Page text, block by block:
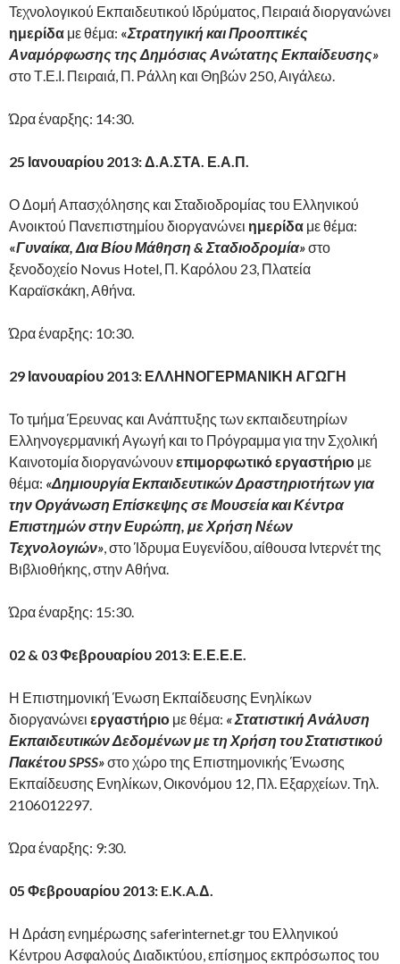
Τεχνολογικού Εκπαιδευτικού Ιδρύματος, Πειραιά διοργανώνει
ημερίδα με θέμα: «Στρατηγική και Προοπτικές
Αναμόρφωσης της Δημόσιας Ανώτατης Εκπαίδευσης»
στο Τ.Ε.Ι. Πειραιά, Π. Ράλλη και Θηβών 250, Αιγάλεω.
Ώρα έναρξης: 14:30.
25 Ιανουαρίου 2013: Δ.Α.ΣΤΑ. Ε.Α.Π.
Ο Δομή Απασχόλησης και Σταδιοδρομίας του Ελληνικού
Ανοικτού Πανεπιστημίου διοργανώνει ημερίδα με θέμα:
«Γυναίκα, Δια Βίου Μάθηση & Σταδιοδρομία»στο
ξενοδοχείο Novus Hotel, Π. Καρόλου 23, Πλατεία
Καραϊσκάκη, Αθήνα.
Ώρα έναρξης: 10:30.
29 Ιανουαρίου 2013: ΕΛΛΗΝΟΓΕΡΜΑΝΙΚΗ ΑΓΩΓΗ
Το τμήμα Έρευνας και Ανάπτυξης των εκπαιδευτηρίων
Ελληνογερμανική Αγωγή και το Πρόγραμμα για την Σχολική
Καινοτομία διοργανώνουνεπιμορφωτικό εργαστήριο με
θέμα: «Δημιουργία Εκπαιδευτικών Δραστηριοτήτων για
την Οργάνωση Επίσκεψης σε Μουσεία και Κέντρα
Επιστημών στην Ευρώπη, με Χρήση Νέων
Τεχνολογιών»,στο Ίδρυμα Ευγενίδου, αίθουσα Ιντερνέτ της
Βιβλιοθήκης, στην Αθήνα.
Ώρα έναρξης: 15:30.
02 & 03 Φεβρουαρίου 2013: Ε.Ε.Ε.Ε.
Η Επιστημονική Ένωση Εκπαίδευσης Ενηλίκων
διοργανώνει εργαστήριο με θέμα: « Στατιστική Ανάλυση
Εκπαιδευτικών Δεδομένων με τη Χρήση του Στατιστικού
Πακέτου SPSS»στο χώρο της Επιστημονικής Ένωσης
Εκπαίδευσης Ενηλίκων, Οικονόμου 12, Πλ. Εξαρχείων. Τηλ.
2106012297.
Ώρα έναρξης: 9:30.
05 Φεβρουαρίου 2013: E.K.A.Δ.
Η Δράση ενημέρωσης saferinternet.gr του Ελληνικού
Κέντρου Ασφαλούς Διαδικτύου, επίσημος εκπρόσωπος του